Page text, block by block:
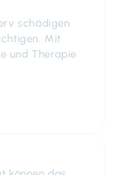
schädigen
Mit
und Therapie